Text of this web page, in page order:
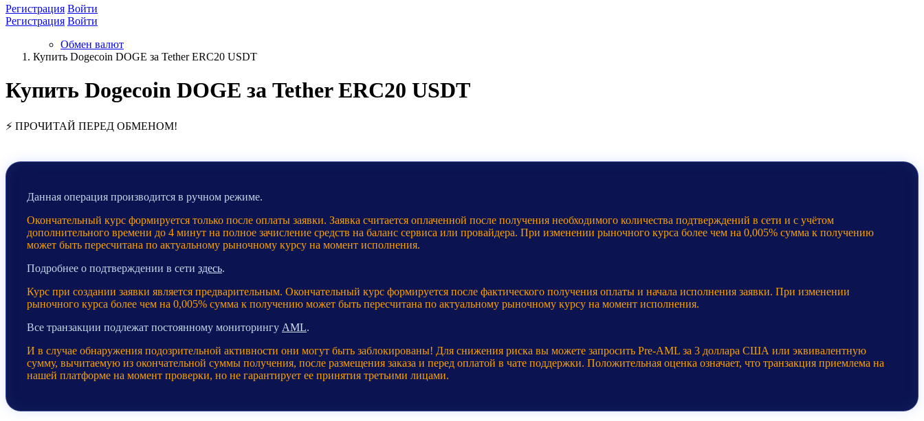
Регистрация Войти
Регистрация Войти
Обмен валют
Купить Dogecoin DOGE за Tether ERC20 USDT
Купить Dogecoin DOGE за Tether ERC20 USDT
⚡ ПРОЧИТАЙ ПЕРЕД ОБМЕНОМ!
Данная операция производится в ручном режиме.
Окончательный курс формируется только после оплаты заявки. Заявка считается оплаченной после получения необходимого количества подтверждений в сети и с учётом
дополнительного времени до 4 минут на полное зачисление средств на баланс сервиса или провайдера. При изменении рыночного курса более чем на 0,005% сумма к получению
может быть пересчитана по актуальному рыночному курсу на момент исполнения.
Подробнее о подтверждении в сети здесь.
Курс при создании заявки является предварительным. Окончательный курс формируется после фактического получения оплаты и начала исполнения заявки. При изменении
рыночного курса более чем на 0,005% сумма к получению может быть пересчитана по актуальному рыночному курсу на момент исполнения.
Все транзакции подлежат постоянному мониторингу AML.
И в случае обнаружения подозрительной активности они могут быть заблокированы! Для снижения риска вы можете запросить Pre-AML за 3 доллара США или эквивалентную
сумму, вычитаемую из окончательной суммы получения, после размещения заказа и перед оплатой в чате поддержки. Положительная оценка означает, что транзакция приемлема на
нашей платформе на момент проверки, но не гарантирует ее принятия третьими лицами.